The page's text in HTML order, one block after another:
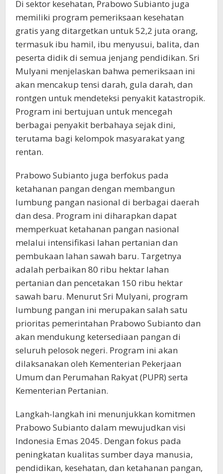
Di sektor kesehatan, Prabowo Subianto juga
memiliki program pemeriksaan kesehatan
gratis yang ditargetkan untuk 52,2 juta orang,
termasuk ibu hamil, ibu menyusui, balita, dan
peserta didik di semua jenjang pendidikan. Sri
Mulyani menjelaskan bahwa pemeriksaan ini
akan mencakup tensi darah, gula darah, dan
rontgen untuk mendeteksi penyakit katastropik.
Program ini bertujuan untuk mencegah
berbagai penyakit berbahaya sejak dini,
terutama bagi kelompok masyarakat yang
rentan.
Prabowo Subianto juga berfokus pada
ketahanan pangan dengan membangun
lumbung pangan nasional di berbagai daerah
dan desa. Program ini diharapkan dapat
memperkuat ketahanan pangan nasional
melalui intensifikasi lahan pertanian dan
pembukaan lahan sawah baru. Targetnya
adalah perbaikan 80 ribu hektar lahan
pertanian dan pencetakan 150 ribu hektar
sawah baru. Menurut Sri Mulyani, program
lumbung pangan ini merupakan salah satu
prioritas pemerintahan Prabowo Subianto dan
akan mendukung ketersediaan pangan di
seluruh pelosok negeri. Program ini akan
dilaksanakan oleh Kementerian Pekerjaan
Umum dan Perumahan Rakyat (PUPR) serta
Kementerian Pertanian.
Langkah-langkah ini menunjukkan komitmen
Prabowo Subianto dalam mewujudkan visi
Indonesia Emas 2045. Dengan fokus pada
peningkatan kualitas sumber daya manusia,
pendidikan, kesehatan, dan ketahanan pangan,